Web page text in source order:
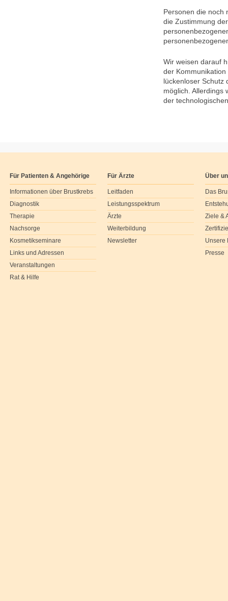
Personen die noch
die Zustimmung
Wir weisen darauf
der
lückenloser
möglich. Allerdings
der
Für Patienten & Angehörige
Informationen über Brustkrebs
Diagnostik
Therapie
Nachsorge
Kosmetikseminare
Links und Adressen
Veranstaltungen
Rat & Hilfe
Für Ärzte
Leitfaden
Leistungsspektrum
Ärzte
Weiterbildung
Newsletter
Über
Das
Ziele &
Unsere
Presse